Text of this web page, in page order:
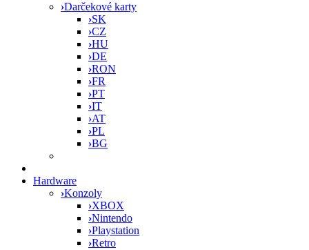
›Darčekové karty
›SK
›CZ
›HU
›DE
›RON
›FR
›PT
›IT
›AT
›PL
›BG
Hardware
›Konzoly
›XBOX
›Nintendo
›Playstation
›Retro